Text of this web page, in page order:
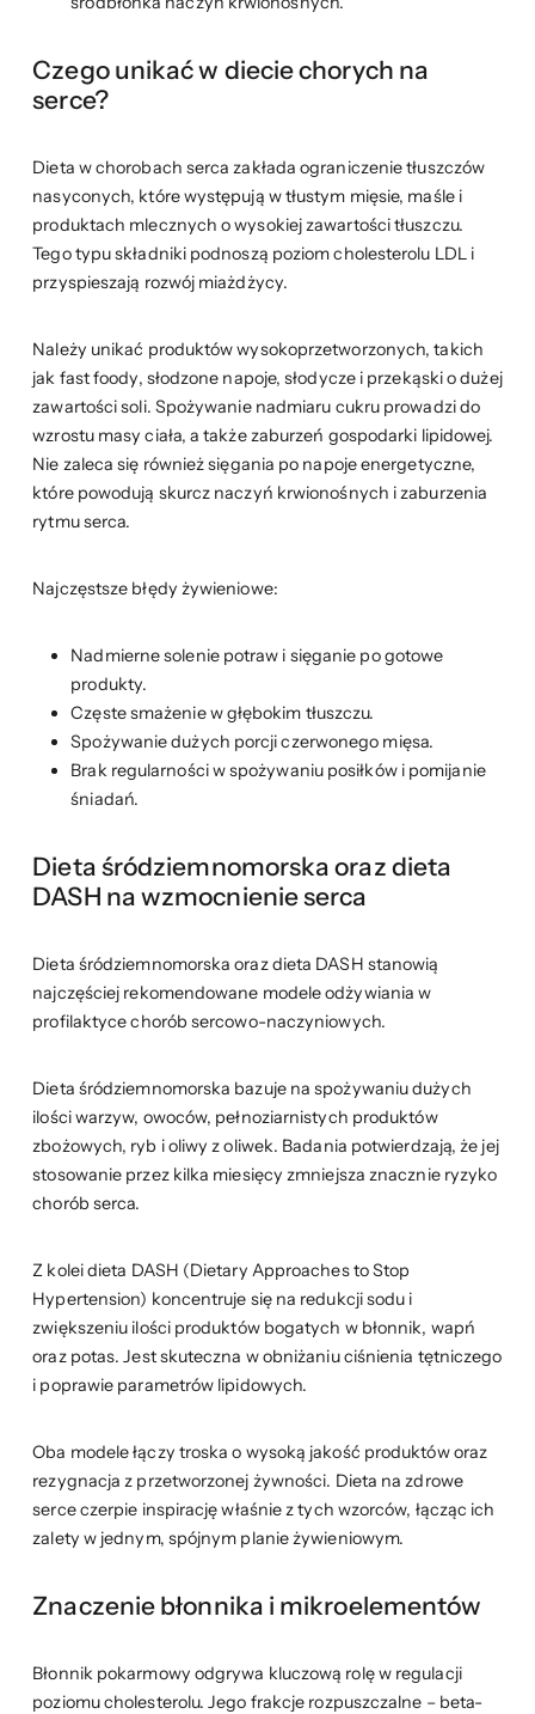
Czego unikać w diecie chorych na
serce?
Dieta w chorobach serca zakłada ograniczenie tłuszczów
nasyconych, które występują w tłustym mięsie, maśle i
produktach mlecznych o wysokiej zawartości tłuszczu.
Tego typu składniki podnoszą poziom cholesterolu LDL i
przyspieszają rozwój miażdżycy.
Należy unikać produktów wysokoprzetworzonych, takich
jak fast foody, słodzone napoje, słodycze i przekąski o dużej
zawartości soli. Spożywanie nadmiaru cukru prowadzi do
wzrostu masy ciała, a także zaburzeń gospodarki lipidowej.
Nie zaleca się również sięgania po napoje energetyczne,
które powodują skurcz naczyń krwionośnych i zaburzenia
rytmu serca.
Najczęstsze błędy żywieniowe:
Nadmierne solenie potraw i sięganie po gotowe
produkty.
Częste smażenie w głębokim tłuszczu.
Spożywanie dużych porcji czerwonego mięsa.
Brak regularności w spożywaniu posiłków i pomijanie
śniadań.
Dieta śródziemnomorska oraz dieta
DASH na wzmocnienie serca
Dieta śródziemnomorska oraz dieta DASH stanowią
najczęściej rekomendowane modele odżywiania w
profilaktyce chorób sercowo-naczyniowych.
Dieta śródziemnomorska bazuje na spożywaniu dużych
ilości warzyw, owoców, pełnoziarnistych produktów
zbożowych, ryb i oliwy z oliwek. Badania potwierdzają, że jej
stosowanie przez kilka miesięcy zmniejsza znacznie ryzyko
chorób serca.
Z kolei dieta DASH (Dietary Approaches to Stop
Hypertension) koncentruje się na redukcji sodu i
zwiększeniu ilości produktów bogatych w błonnik, wapń
oraz potas. Jest skuteczna w obniżaniu ciśnienia tętniczego
i poprawie parametrów lipidowych.
Oba modele łączy troska o wysoką jakość produktów oraz
rezygnacja z przetworzonej żywności. Dieta na zdrowe
serce czerpie inspirację właśnie z tych wzorców, łącząc ich
zalety w jednym, spójnym planie żywieniowym.
Znaczenie błonnika i mikroelementów
Błonnik pokarmowy odgrywa kluczową rolę w regulacji
poziomu cholesterolu. Jego frakcje rozpuszczalne – beta-